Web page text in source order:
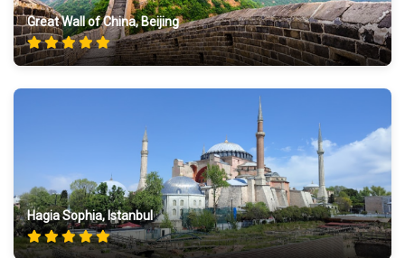
Great Wall of China, Beijing
Hagia Sophia, Istanbul